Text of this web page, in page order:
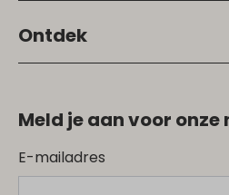
Ontdek
Meld je aan voor
E-mailadres